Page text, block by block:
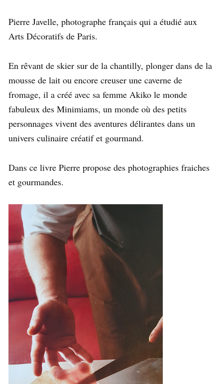
Pierre Javelle, photographe français qui a étudié aux
Arts Décoratifs de Paris.
En rêvant de skier sur de la chantilly, plonger dans de la
mousse de lait ou encore creuser une caverne de
fromage, il a créé avec sa femme Akiko le monde
fabuleux des Minimiams, un monde où des petits
personnages vivent des aventures délirantes dans un
univers culinaire créatif et gourmand.
Dans ce livre Pierre propose des photographies fraiches
et gourmandes.